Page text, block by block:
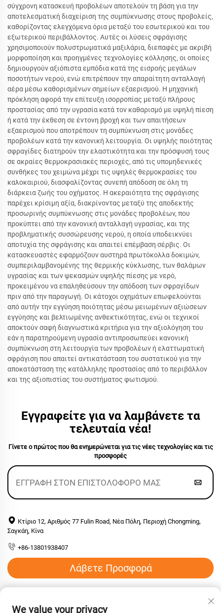
σύγχρονη κατασκευή προβολέων αποτελούν τη βάση για την
αποτελεσματική διαχείριση της συμπύκνωσης στους προβολείς,
καθορίζοντας ελεγχόμενα όρια μεταξύ του εσωτερικού και του
εξωτερικού περιβάλλοντος. Αυτές οι λύσεις σφράγισης
χρησιμοποιούν πολυστρωματικά μαξιλάρια, διεπαφές με ακριβή
μορφοποίηση και προηγμένες τεχνολογίες κόλλησης, οι οποίες
δημιουργούν αξιόπιστα εμπόδια κατά της εισροής μεγάλων
ποσοτήτων νερού, ενώ επιτρέπουν την απαραίτητη ανταλλαγή
αέρα μέσω καθορισμένων σημείων εξαερισμού. Η μηχανική
πρόκληση αφορά την επίτευξη ισορροπίας μεταξύ πλήρους
προστασίας από την υγρασία κατά τον καθαρισμό με υψηλή πίεση
ή κατά την έκθεση σε έντονη βροχή και των απαιτήσεων
εξαερισμού που αποτρέπουν τη συμπύκνωση στις μονάδες
προβολέων κατά την κανονική λειτουργία. Οι υψηλής ποιότητας
σφραγίδες διατηρούν την ελαστικότητα και την πρόσφυσή τους
σε ακραίες θερμοκρασιακές περιοχές, από τις υπομηδενικές
συνθήκες του χειμώνα μέχρι τις υψηλές θερμοκρασίες του
καλοκαιριού, διασφαλίζοντας συνεπή απόδοση σε όλη τη
διάρκεια ζωής του οχήματος. Η ακεραιότητα της σφράγισης
παρέχει κρίσιμη αξία, διακρίνοντας μεταξύ της αποδεκτής
προσωρινής συμπύκνωσης στις μονάδες προβολέων, που
προκύπτει από την κανονική ανταλλαγή υγρασίας, και της
προβληματικής συσσώρευσης νερού, η οποία υποδεικνύει
αποτυχία της σφράγισης και απαιτεί επέμβαση σέρβις. Οι
κατασκευαστές εφαρμόζουν αυστηρά πρωτόκολλα δοκιμών,
συμπεριλαμβανομένης της θερμικής κύκλωσης, των θαλάμων
υγρασίας και των ψεκασμών υψηλής πίεσης με νερό,
προκειμένου να επαληθεύσουν την απόδοση των σφραγίδων
πριν από την παραγωγή. Οι κάτοχοι οχημάτων επωφελούνται
από αυτήν την εγγύηση ποιότητας μέσω μειωμένων αξιώσεων
εγγύησης και βελτιωμένης ανθεκτικότητας, ενώ οι τεχνικοί
αποκτούν σαφή διαγνωστικά κριτήρια για την αξιολόγηση του
εάν η παρατηρούμενη υγρασία αντιπροσωπεύει κανονική
συμπύκνωση στη λειτουργία των προβολέων ή ελαττωματική
σφράγιση που απαιτεί αντικατάσταση του συστατικού για την
αποκατάσταση της κατάλληλης προστασίας από το περιβάλλον
και της αξιοπιστίας του συστήματος φωτισμού.
Εγγραφείτε για να λαμβάνετε τα
τελευταία νέα!
Γίνετε ο πρώτος που θα ενημερώνεται για τις νέες τεχνολογίες και τις
προσφορές
Κτίριο 12, Αριθμός 77 Fulin Road, Νέα Πόλη, Περιοχή Chongming,
Σαγκάη, Κίνα
+86-13801938407
Λάβετε Προσφορά
We value your privacy